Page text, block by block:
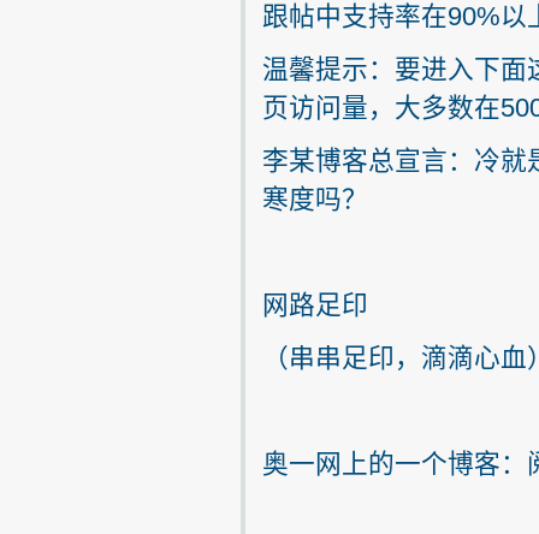
跟帖中支持率在90%
温馨提示：要进入下
页访问量，大多数在
李某博客总宣言：冷
寒度吗？
网路足印
（串串足印，滴滴心血
奥一网上的一个博客：